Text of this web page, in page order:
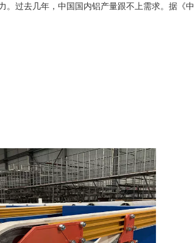
。过去几年，中国国内铝产量跟不上需求。据《中